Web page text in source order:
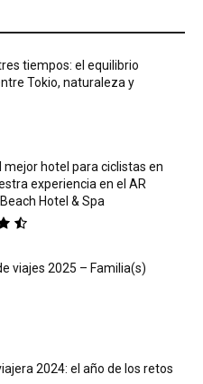
tiempos: el equilibrio
Tokio, naturaleza y
mejor hotel para ciclistas en
experiencia en el AR
Hotel & Spa
viajes 2025 – Familia(s)
2024: el año de los retos